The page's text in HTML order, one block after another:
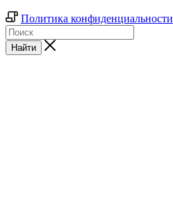
Политика конфиденциальности
Найти